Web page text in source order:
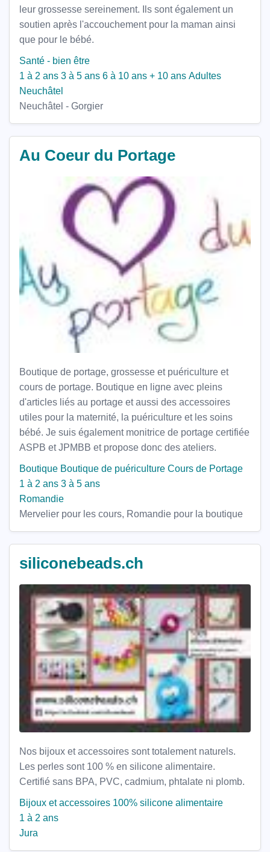
leur grossesse sereinement. Ils sont également un
soutien après l'accouchement pour la maman ainsi
que pour le bébé.
Santé - bien être
1 à 2 ans 3 à 5 ans 6 à 10 ans + 10 ans Adultes
Neuchâtel
Neuchâtel - Gorgier
Au Coeur du Portage
Boutique de portage, grossesse et puériculture et
cours de portage. Boutique en ligne avec pleins
d'articles liés au portage et aussi des accessoires
utiles pour la maternité, la puériculture et les soins
bébé. Je suis également monitrice de portage certifiée
ASPB et JPMBB et propose donc des ateliers.
Boutique Boutique de puériculture Cours de Portage
1 à 2 ans 3 à 5 ans
Romandie
Mervelier pour les cours, Romandie pour la boutique
siliconebeads.ch
Nos bijoux et accessoires sont totalement naturels.
Les perles sont 100 % en silicone alimentaire.
Certifié sans BPA, PVC, cadmium, phtalate ni plomb.
Bijoux et accessoires 100% silicone alimentaire
1 à 2 ans
Jura